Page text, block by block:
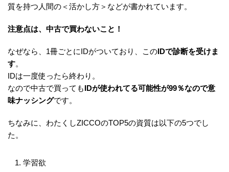
質を持つ人間の＜活かし方＞などが書かれています。
注意点は、中古で買わないこと！
なぜなら、1冊ごとにIDがついており、このIDで診断を受けま
す。
IDは一度使ったら終わり。
なので中古で買ってもIDが使われてる可能性が99％なので意
味ナッシングです。
ちなみに、わたくしZICCOのTOP5の資質は以下の5つでし
た。
学習欲